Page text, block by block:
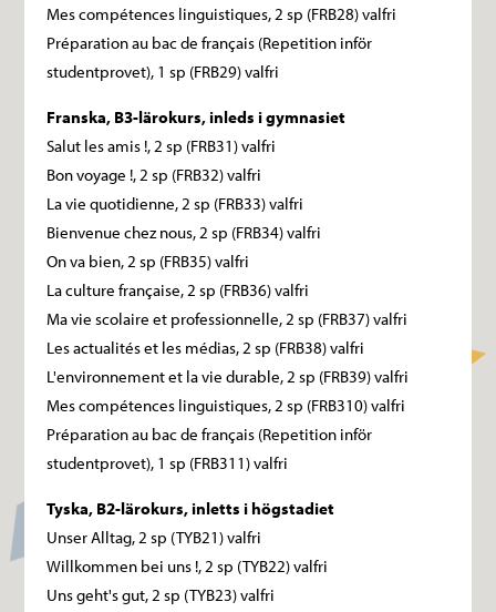
Mes compétences linguistiques, 2 sp (FRB28) valfri
Préparation au bac de français (Repetition inför
studentprovet), 1 sp (FRB29) valfri
Franska, B3-lärokurs, inleds i gymnasiet
Salut les amis !, 2 sp (FRB31) valfri
Bon voyage !, 2 sp (FRB32) valfri
La vie quotidienne, 2 sp (FRB33) valfri
Bienvenue chez nous, 2 sp (FRB34) valfri
On va bien, 2 sp (FRB35) valfri
La culture française, 2 sp (FRB36) valfri
Ma vie scolaire et professionnelle, 2 sp (FRB37) valfri
Les actualités et les médias, 2 sp (FRB38) valfri
L'environnement et la vie durable, 2 sp (FRB39) valfri
Mes compétences linguistiques, 2 sp (FRB310) valfri
Préparation au bac de français (Repetition inför
studentprovet), 1 sp (FRB311) valfri
Tyska, B2-lärokurs, inletts i högstadiet
Unser Alltag, 2 sp (TYB21) valfri
Willkommen bei uns !, 2 sp (TYB22) valfri
Uns geht's gut, 2 sp (TYB23) valfri